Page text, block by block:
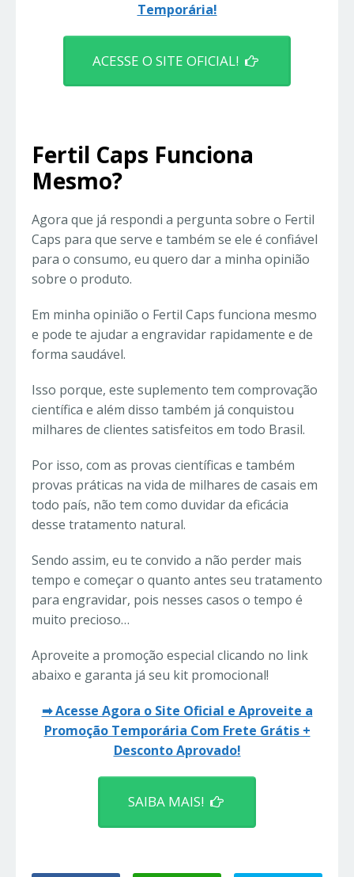
Temporária!
ACESSE O SITE OFICIAL!
Fertil Caps Funciona
Mesmo?
Agora que já respondi a pergunta sobre o Fertil
Caps para que serve e também se ele é confiável
para o consumo, eu quero dar a minha opinião
sobre o produto.
Em minha opinião o Fertil Caps funciona mesmo
e pode te ajudar a engravidar rapidamente e de
forma saudável.
Isso porque, este suplemento tem comprovação
científica e além disso também já conquistou
milhares de clientes satisfeitos em todo Brasil.
Por isso, com as provas científicas e também
provas práticas na vida de milhares de casais em
todo país, não tem como duvidar da eficácia
desse tratamento natural.
Sendo assim, eu te convido a não perder mais
tempo e começar o quanto antes seu tratamento
para engravidar, pois nesses casos o tempo é
muito precioso…
Aproveite a promoção especial clicando no link
abaixo e garanta já seu kit promocional!
➡ Acesse Agora o Site Oficial e Aproveite a
Promoção Temporária Com Frete Grátis +
Desconto Aprovado!
SAIBA MAIS!